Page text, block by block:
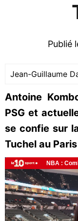
Publié
Jean-Guillaume
Antoine
PSG et
se confie sur
Tuchel au